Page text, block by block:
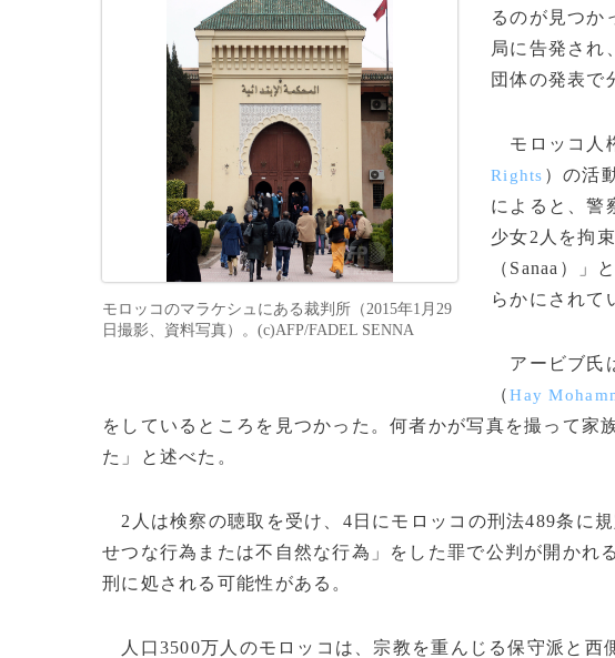
モロッコのマラケシュにある裁判所（2015年1月29
日撮影、資料写真）。(c)AFP/FADEL SENNA
るのが見つか
局に告発され
団体の発表で
モロッコ人
Rights ）の活
によると、警
少女2人を拘
（Sanaa）」
らかにされて
アービブ氏
（Hay
をしているところを見つかった。何者かが写真を撮って家
た」と述べた。
2人は検察の聴取を受け、4日にモロッコの刑法489条に
せつな行為または不自然な行為」をした罪で公判が開かれ
刑に処される可能性がある。
人口3500万人のモロッコは、宗教を重んじる保守派と西